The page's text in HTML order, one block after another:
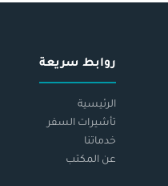
روابط سريعة
الرئيسية
تأشيرات السفر
خدماتنا
عن المكتب